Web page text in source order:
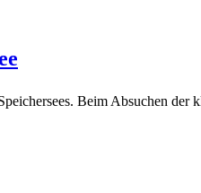
Beim Absuchen